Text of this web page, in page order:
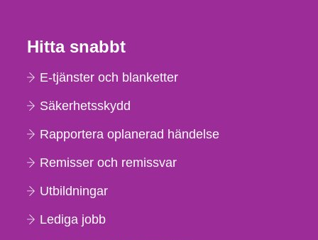
Hitta snabbt
E-tjänster och blanketter
Säkerhetsskydd
Rapportera oplanerad händelse
Remisser och remissvar
Utbildningar
Lediga jobb